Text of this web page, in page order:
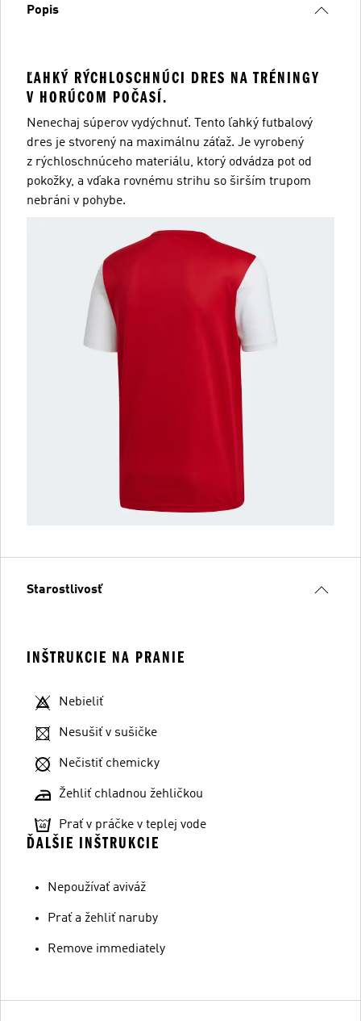
Popis
ĽAHKÝ RÝCHLOSCHNÚCI DRES NA TRÉNINGY
V HORÚCOM POČASÍ.
Nenechaj súperov vydýchnuť. Tento ľahký futbalový
dres je stvorený na maximálnu záťaž. Je vyrobený
z rýchloschnúceho materiálu, ktorý odvádza pot od
pokožky, a vďaka rovnému strihu so širším trupom
nebráni v pohybe.
Starostlivosť
INŠTRUKCIE NA PRANIE
Nebieliť
Nesušiť v sušičke
Nečistiť chemicky
Žehliť chladnou žehličkou
Prať v práčke v teplej vode
ĎALŠIE INŠTRUKCIE
Nepoužívať aviváž
Prať a žehliť naruby
Remove immediately